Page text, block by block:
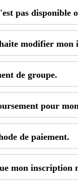
'est pas disponible
modifier mon
de groupe.
pour mon
de paiement.
mon inscription